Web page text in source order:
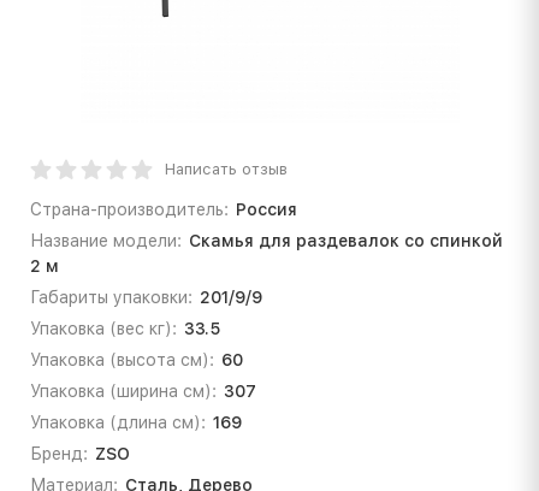
Написать отзыв
Страна-производитель: Россия
Название модели: Скамья для раздевалок со спинкой
2 м
Габариты упаковки: 201/9/9
Упаковка (вес кг): 33.5
Упаковка (высота см): 60
Упаковка (ширина см): 307
Упаковка (длина см): 169
Бренд: ZSO
Материал: Сталь, Дерево